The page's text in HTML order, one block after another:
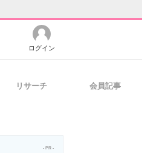
ログイン
リサーチ 会員記事
- PR -